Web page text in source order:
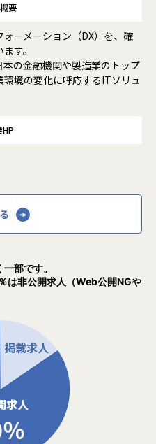
要
ーメーション（DX）を、確
す。
の金融機関や製造業のトップ
境の変化に呼応するITソリュ
HP
部です。
は非公開求人（Web公開NGや